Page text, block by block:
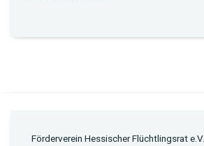
Förderverein Hessischer Flüchtlingsrat e.V.